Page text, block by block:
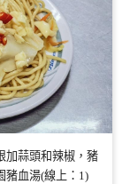
加蒜頭和辣椒，豬
豬血湯(線上：1)